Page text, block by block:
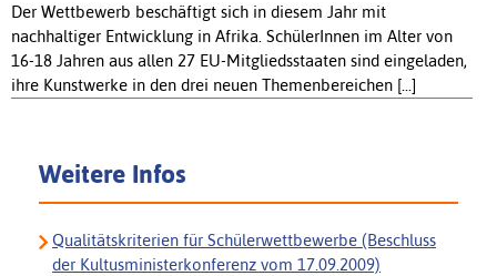
Der Wettbewerb beschäftigt sich in diesem Jahr mit
nachhaltiger Entwicklung in Afrika. SchülerInnen im Alter von
16-18 Jahren aus allen 27 EU-Mitgliedsstaaten sind eingeladen,
ihre Kunstwerke in den drei neuen Themenbereichen [...]
Weitere Infos
Qualitätskriterien für Schülerwettbewerbe (Beschluss
der Kultusministerkonferenz vom 17.09.2009)